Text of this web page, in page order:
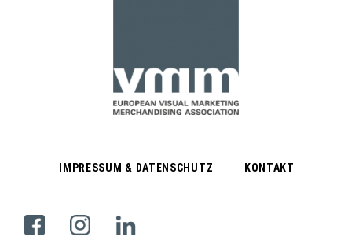
IMPRESSUM & DATENSCHUTZ KONTAKT